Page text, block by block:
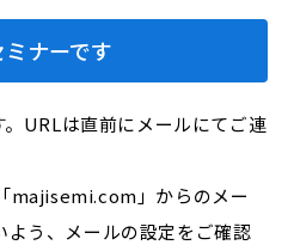
ナーです
URLは直前にメールにてご連
majisemi.com」からのメー
よう、メールの設定をご確認